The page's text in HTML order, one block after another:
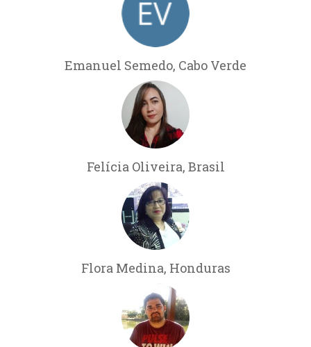
Emanuel Semedo, Cabo Verde
Felícia Oliveira, Brasil
Flora Medina, Honduras